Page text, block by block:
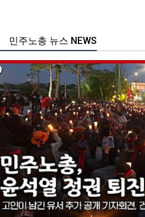
주노총 뉴스 NEWS